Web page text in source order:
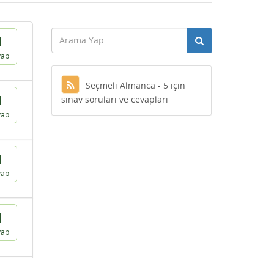
Seçmeli Almanca - 5 için
sınav soruları ve cevapları